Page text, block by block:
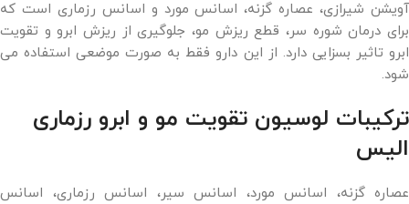
آویشن شیرازی، عصاره گزنه، اسانس مورد و اسانس رزماری است که
برای درمان شوره سر، قطع ریزش مو، جلوگیری از ریزش ابرو و تقویت
ابرو تاثیر بسزایی دارد. از این دارو فقط به صورت موضعی استفاده می
شود.
ترکیبات لوسیون تقویت مو و ابرو رزماری
الیس
عصاره گزنه، اسانس مورد، اسانس سیر، اسانس رزماری، اسانس